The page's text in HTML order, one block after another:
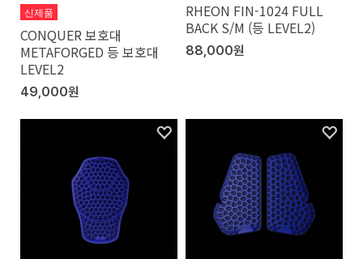
신제품
CONQUER 보호대
METAFORGED 등 보호대
LEVEL2
49,000원
RHEON FIN-1024 FULL
BACK S/M (등 LEVEL2)
88,000원